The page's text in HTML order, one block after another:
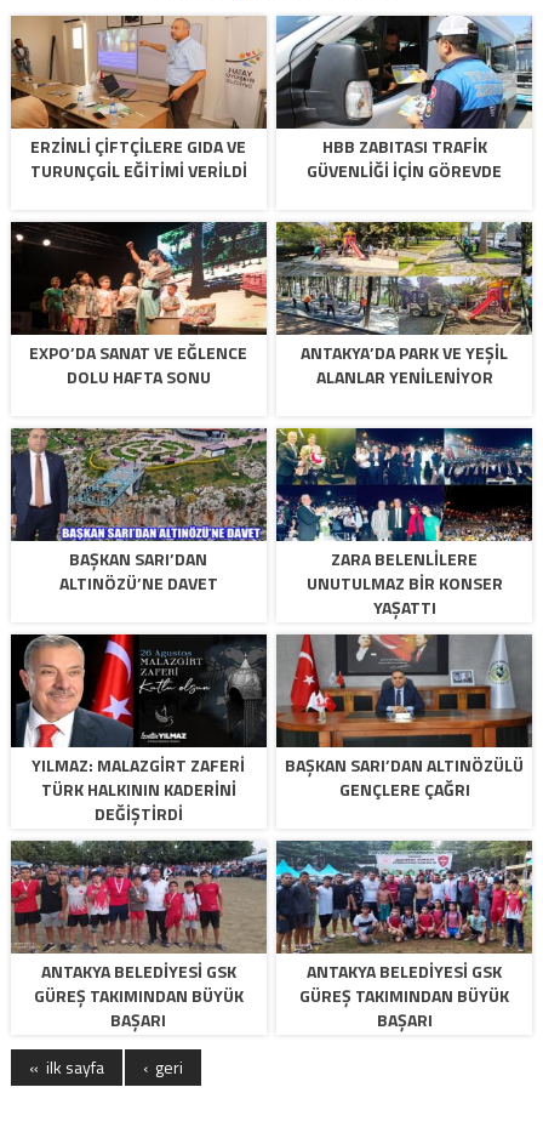
ERZİNLİ ÇİFTÇİLERE GIDA VE
TURUNÇGİL EĞİTİMİ VERİLDİ
HBB ZABITASI TRAFİK
GÜVENLİĞİ İÇİN GÖREVDE
EXPO’DA SANAT VE EĞLENCE
DOLU HAFTA SONU
ANTAKYA’DA PARK VE YEŞİL
ALANLAR YENİLENİYOR
BAŞKAN SARI’DAN
ALTINÖZÜ’NE DAVET
ZARA BELENLILERE
UNUTULMAZ BIR KONSER
YAŞATTI
YILMAZ: MALAZGIRT ZAFERI
TÜRK HALKININ KADERINI
DEĞIŞTIRDI
BAŞKAN SARI’DAN ALTINÖZÜLÜ
GENÇLERE ÇAĞRI
ANTAKYA BELEDİYESİ GSK
GÜREŞ TAKIMINDAN BÜYÜK
BAŞARI
ANTAKYA BELEDİYESİ GSK
GÜREŞ TAKIMINDAN BÜYÜK
BAŞARI
« ilk sayfa
‹ geri